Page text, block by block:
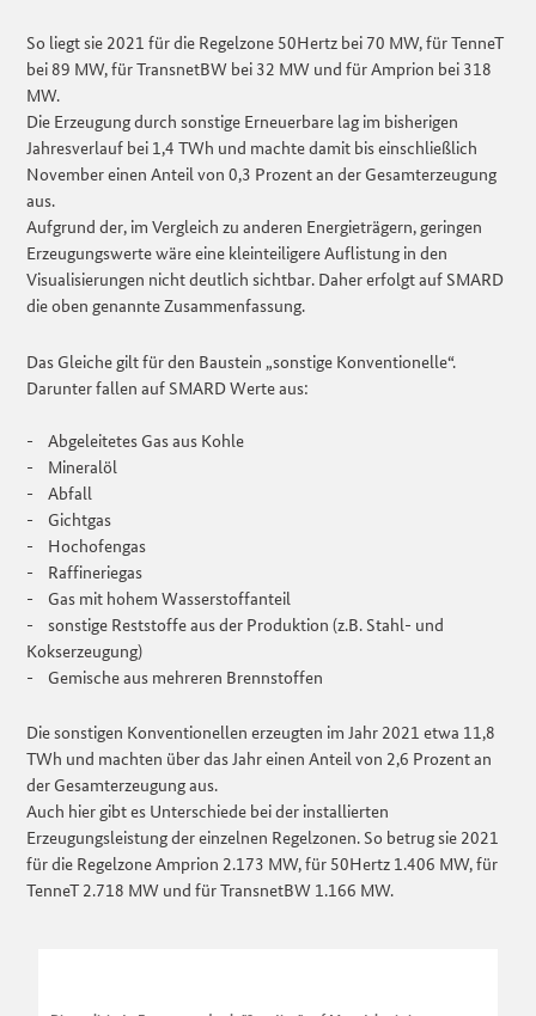
So liegt sie 2021 für die Regelzone 50Hertz bei 70 MW, für TenneT
bei 89 MW, für TransnetBW bei 32 MW und für Amprion bei 318
MW.
Die Erzeugung durch sonstige Erneuerbare lag im bisherigen
Jahresverlauf bei 1,4 TWh und machte damit bis einschließlich
November einen Anteil von 0,3 Prozent an der Gesamterzeugung
aus.
Aufgrund der, im Vergleich zu anderen Energieträgern, geringen
Erzeugungswerte wäre eine kleinteiligere Auflistung in den
Visualisierungen nicht deutlich sichtbar. Daher erfolgt auf SMARD
die oben genannte Zusammenfassung.
Das Gleiche gilt für den Baustein „sonstige Konventionelle“.
Darunter fallen auf SMARD Werte aus:
- Abgeleitetes Gas aus Kohle
- Mineralöl
- Abfall
- Gichtgas
- Hochofengas
- Raffineriegas
- Gas mit hohem Wasserstoffanteil
- sonstige Reststoffe aus der Produktion (z.B. Stahl- und
Kokserzeugung)
- Gemische aus mehreren Brennstoffen
Die sonstigen Konventionellen erzeugten im Jahr 2021 etwa 11,8
TWh und machten über das Jahr einen Anteil von 2,6 Prozent an
der Gesamterzeugung aus.
Auch hier gibt es Unterschiede bei der installierten
Erzeugungsleistung der einzelnen Regelzonen. So betrug sie 2021
für die Regelzone Amprion 2.173 MW, für 50Hertz 1.406 MW, für
TenneT 2.718 MW und für TransnetBW 1.166 MW.